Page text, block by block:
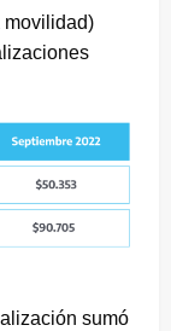
movilidad)
sumó